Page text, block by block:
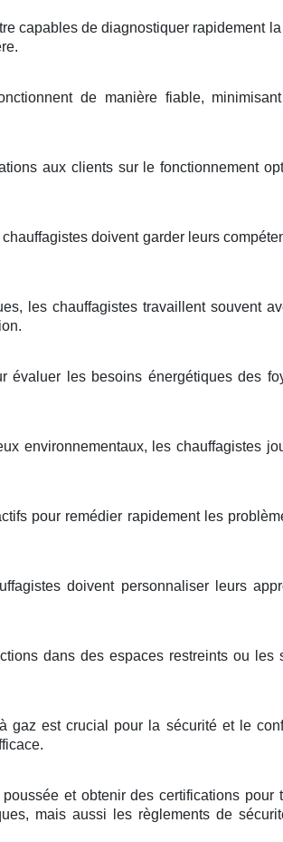
capables de diagnostiquer rapidement
de manière fiable,
aux clients sur le fonctionnement
doivent garder leurs
les chauffagistes travaillent souvent
évaluer les besoins énergétiques des
environnementaux, les chauffagistes
pour remédier rapidement les
doivent personnaliser leurs
dans des espaces restreints ou les
gaz est crucial pour la sécurité et le
et obtenir des certifications pour
mais aussi les règlements de